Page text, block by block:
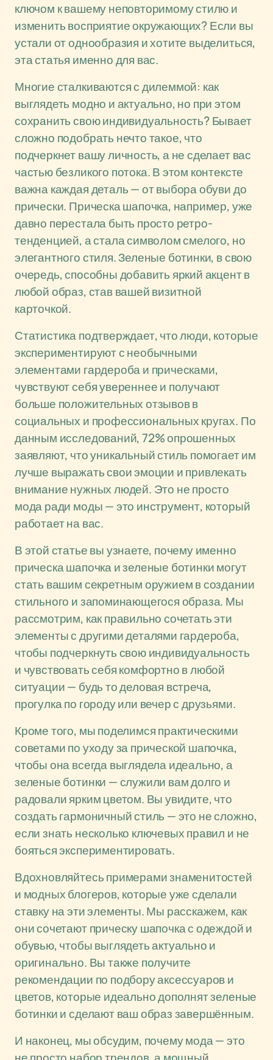
ключом к вашему неповторимому стилю и
изменить восприятие окружающих? Если вы
устали от однообразия и хотите выделиться,
эта статья именно для вас.
Многие сталкиваются с дилеммой: как
выглядеть модно и актуально, но при этом
сохранить свою индивидуальность? Бывает
сложно подобрать нечто такое, что
подчеркнет вашу личность, а не сделает вас
частью безликого потока. В этом контексте
важна каждая деталь — от выбора обуви до
прически. Прическа шапочка, например, уже
давно перестала быть просто ретро-
тенденцией, а стала символом смелого, но
элегантного стиля. Зеленые ботинки, в свою
очередь, способны добавить яркий акцент в
любой образ, став вашей визитной
карточкой.
Статистика подтверждает, что люди, которые
экспериментируют с необычными
элементами гардероба и прическами,
чувствуют себя увереннее и получают
больше положительных отзывов в
социальных и профессиональных кругах. По
данным исследований, 72% опрошенных
заявляют, что уникальный стиль помогает им
лучше выражать свои эмоции и привлекать
внимание нужных людей. Это не просто
мода ради моды — это инструмент, который
работает на вас.
В этой статье вы узнаете, почему именно
прическа шапочка и зеленые ботинки могут
стать вашим секретным оружием в создании
стильного и запоминающегося образа. Мы
рассмотрим, как правильно сочетать эти
элементы с другими деталями гардероба,
чтобы подчеркнуть свою индивидуальность
и чувствовать себя комфортно в любой
ситуации — будь то деловая встреча,
прогулка по городу или вечер с друзьями.
Кроме того, мы поделимся практическими
советами по уходу за прической шапочка,
чтобы она всегда выглядела идеально, а
зеленые ботинки — служили вам долго и
радовали ярким цветом. Вы увидите, что
создать гармоничный стиль — это не сложно,
если знать несколько ключевых правил и не
бояться экспериментировать.
Вдохновляйтесь примерами знаменитостей
и модных блогеров, которые уже сделали
ставку на эти элементы. Мы расскажем, как
они сочетают прическу шапочка с одеждой и
обувью, чтобы выглядеть актуально и
оригинально. Вы также получите
рекомендации по подбору аксессуаров и
цветов, которые идеально дополнят зеленые
ботинки и сделают ваш образ завершённым.
И наконец, мы обсудим, почему мода — это